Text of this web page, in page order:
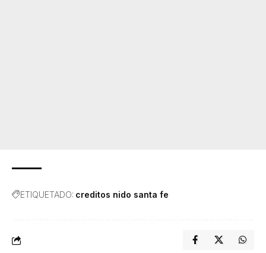
ETIQUETADO: creditos nido santa fe